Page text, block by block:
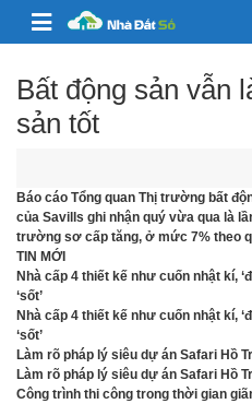
Skip to content BÁN
Bất động sản vẫn
sản tốt
Báo cáo Tổng quan Thị trường bất
của Savills ghi nhận quý vừa qua là
trường sơ cấp tăng, ở mức 7% theo
TIN MỚI
Nhà cấp 4 thiết kế như cuốn nhật kí,
‘sốt’
Nhà cấp 4 thiết kế như cuốn nhật kí,
‘sốt’
Làm rõ pháp lý siêu dự án Safari Hồ
Làm rõ pháp lý siêu dự án Safari Hồ
Công trình thi công trong thời gian